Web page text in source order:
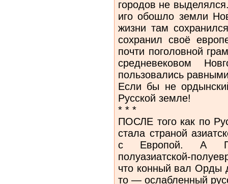
городов не
иго обошло земли
жизни там
сохранил своё
почти поголовной
средневековом
пользовались
Если бы не
Русской земле!
* * *
ПОСЛЕ того как по
стала страной
с Европой. А
полуазиатской-
что конный вал Орды
то — ослабленный